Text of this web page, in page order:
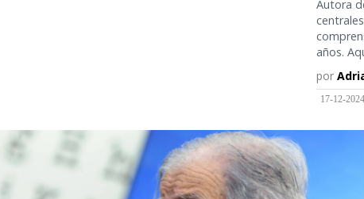
Autora
años.
por
17-12-